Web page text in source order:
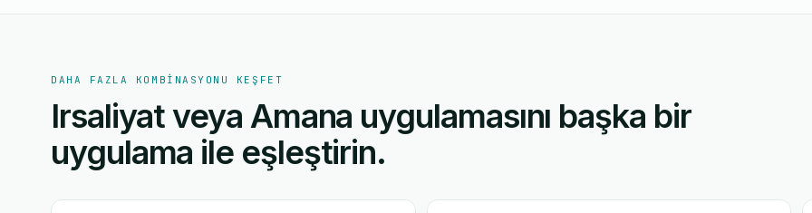
DAHA FAZLA KOMBINASYONU KEŞFET
Irsaliyat veya Amana uygulamasını başka bir
uygulama ile eşleştirin.